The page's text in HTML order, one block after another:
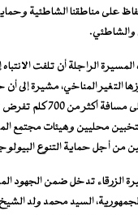
على مناطقنا الشاطئية
والشاطئي.
الراجلة أن تلفت الانتباه
التغير المناخي، مشيرة إلى
الموريتانية الممتدة
محليين وهيئات مجتمع
من أجل حماية التنوع
الزرقاء تدخل ضمن الجهود
السيد محمد ولد الشيخ